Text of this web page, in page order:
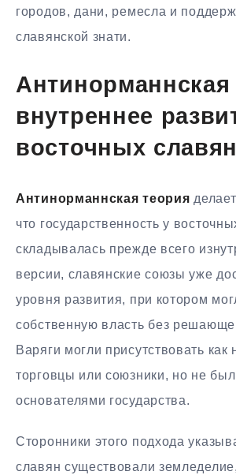
городов, дани, ремесла и
славянской знати.
Антинорманнская
внутреннее
восточных славян
Антинорманнская теория
что государственность у
складывалась прежде всего
версии, славянские союзы уже
уровня развития, при котором
собственную власть без
Варяги могли присутствовать как
торговцы или союзники, но не
основателями государства.
Сторонники этого подхода
славян существовали